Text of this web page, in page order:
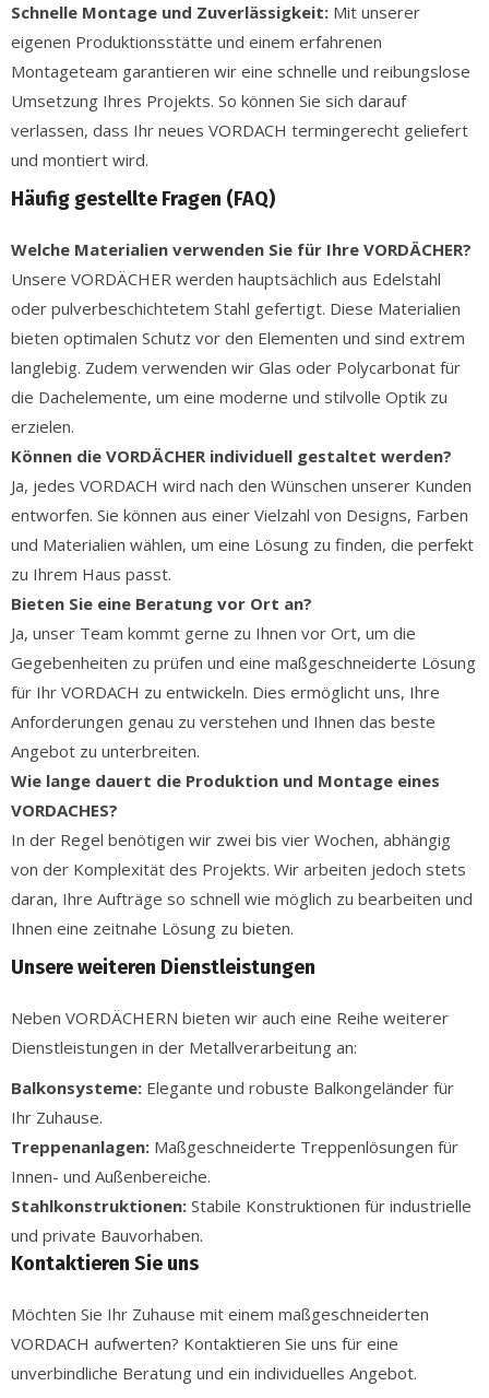
Schnelle Montage und Zuverlässigkeit: Mit unserer
eigenen Produktionsstätte und einem erfahrenen
Montageteam garantieren wir eine schnelle und reibungslose
Umsetzung Ihres Projekts. So können Sie sich darauf
verlassen, dass Ihr neues VORDACH termingerecht geliefert
und montiert wird.
Häufig gestellte Fragen (FAQ)
Welche Materialien verwenden Sie für Ihre VORDÄCHER?
Unsere VORDÄCHER werden hauptsächlich aus Edelstahl
oder pulverbeschichtetem Stahl gefertigt. Diese Materialien
bieten optimalen Schutz vor den Elementen und sind extrem
langlebig. Zudem verwenden wir Glas oder Polycarbonat für
die Dachelemente, um eine moderne und stilvolle Optik zu
erzielen.
Können die VORDÄCHER individuell gestaltet werden?
Ja, jedes VORDACH wird nach den Wünschen unserer Kunden
entworfen. Sie können aus einer Vielzahl von Designs, Farben
und Materialien wählen, um eine Lösung zu finden, die perfekt
zu Ihrem Haus passt.
Bieten Sie eine Beratung vor Ort an?
Ja, unser Team kommt gerne zu Ihnen vor Ort, um die
Gegebenheiten zu prüfen und eine maßgeschneiderte Lösung
für Ihr VORDACH zu entwickeln. Dies ermöglicht uns, Ihre
Anforderungen genau zu verstehen und Ihnen das beste
Angebot zu unterbreiten.
Wie lange dauert die Produktion und Montage eines
VORDACHES?
In der Regel benötigen wir zwei bis vier Wochen, abhängig
von der Komplexität des Projekts. Wir arbeiten jedoch stets
daran, Ihre Aufträge so schnell wie möglich zu bearbeiten und
Ihnen eine zeitnahe Lösung zu bieten.
Unsere weiteren Dienstleistungen
Neben VORDÄCHERN bieten wir auch eine Reihe weiterer
Dienstleistungen in der Metallverarbeitung an:
Balkonsysteme: Elegante und robuste Balkongeländer für
Ihr Zuhause.
Treppenanlagen: Maßgeschneiderte Treppenlösungen für
Innen- und Außenbereiche.
Stahlkonstruktionen: Stabile Konstruktionen für industrielle
und private Bauvorhaben.
Kontaktieren Sie uns
Möchten Sie Ihr Zuhause mit einem maßgeschneiderten
VORDACH aufwerten? Kontaktieren Sie uns für eine
unverbindliche Beratung und ein individuelles Angebot.